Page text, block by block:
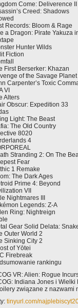
Come: Deliverence II
Creed: Shadows
Records: Bloom & Rage
a Dragon: Pirate Yakuza
Hunter Wilds
Fiction
First Berserker: Khazan
of the Savage Planet
Carpenter’s Toxic
VI
Alters
Obscur: Expedition 33
Light: The Beast
The Old Country
8020
4
Stranding 2: On The
Fear
1 Remake
The Dark Ages
Prime 4: Beyond
VII
Nightmares III
Legends: Z-A
Ring: Nightreign
Gear Solid Delata:
Outer World 2
Sinking City 2
of Yōtei
Firebreak
rankingu
VR: Alien: Rogue
Indiana Jones i Wielki
związane z nazwami
tinyurl.com/